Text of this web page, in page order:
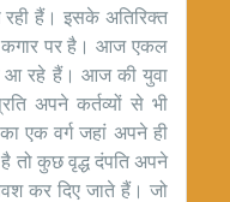
रही हैं। इसके अतिरिक्त
कगार पर है। आज एकल
आ रहे हैं। आज की युवा
अपने कर्तव्यों से भी
एक वर्ग जहां अपने ही
तो कुछ वृद्ध दंपति अपने
कर दिए जाते हैं। जो